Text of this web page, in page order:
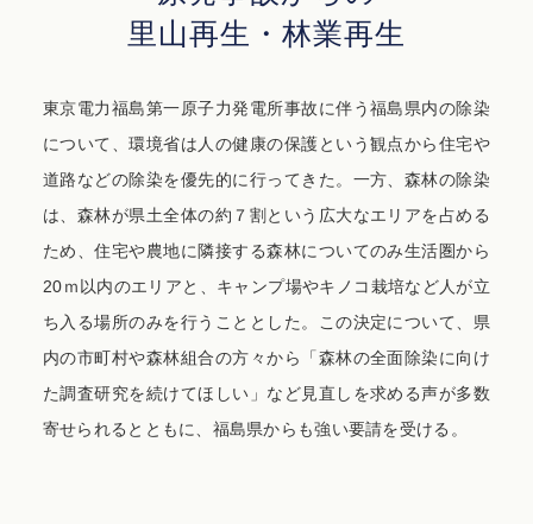
里山再生・林業再生
東京電力福島第一原子力発電所事故に伴う福島県内の除染
について、環境省は人の健康の保護という観点から住宅や
道路などの除染を優先的に行ってきた。一方、森林の除染
は、森林が県土全体の約７割という広大なエリアを占める
ため、住宅や農地に隣接する森林についてのみ生活圏から
20ｍ以内のエリアと、キャンプ場やキノコ栽培など人が立
ち入る場所のみを行うこととした。この決定について、県
内の市町村や森林組合の方々から「森林の全面除染に向け
た調査研究を続けてほしい」など見直しを求める声が多数
寄せられるとともに、福島県からも強い要請を受ける。